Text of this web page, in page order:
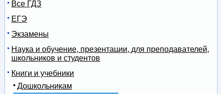
Все ГДЗ
ЕГЭ
Экзамены
Наука и обучение, презентации, для преподавателей,
школьников и студентов
Книги и учебники
Дошкольникам